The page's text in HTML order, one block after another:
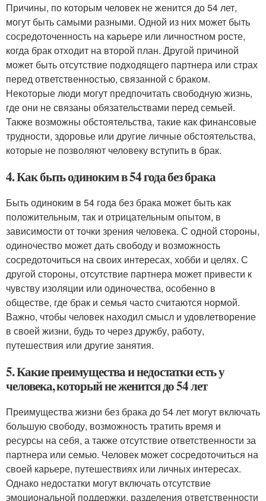
Причины, по которым человек не женится до 54 лет,
могут быть самыми разными. Одной из них может быть
сосредоточенность на карьере или личностном росте,
когда брак отходит на второй план. Другой причиной
может быть отсутствие подходящего партнера или страх
перед ответственностью, связанной с браком.
Некоторые люди могут предпочитать свободную жизнь,
где они не связаны обязательствами перед семьей.
Также возможны обстоятельства, такие как финансовые
трудности, здоровье или другие личные обстоятельства,
которые не позволяют человеку вступить в брак.
4. Как быть одиноким в 54 года без брака
Быть одиноким в 54 года без брака может быть как
положительным, так и отрицательным опытом, в
зависимости от точки зрения человека. С одной стороны,
одиночество может дать свободу и возможность
сосредоточиться на своих интересах, хобби и целях. С
другой стороны, отсутствие партнера может привести к
чувству изоляции или одиночества, особенно в
обществе, где брак и семья часто считаются нормой.
Важно, чтобы человек находил смысл и удовлетворение
в своей жизни, будь то через дружбу, работу,
путешествия или другие занятия.
5. Какие преимущества и недостатки есть у
человека, который не женится до 54 лет
Преимущества жизни без брака до 54 лет могут включать
большую свободу, возможность тратить время и
ресурсы на себя, а также отсутствие ответственности за
партнера или семью. Человек может сосредоточиться на
своей карьере, путешествиях или личных интересах.
Однако недостатки могут включать отсутствие
эмоциональной поддержки, разделения ответственности